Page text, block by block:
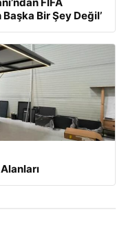
Başka Bir Şey Değil’